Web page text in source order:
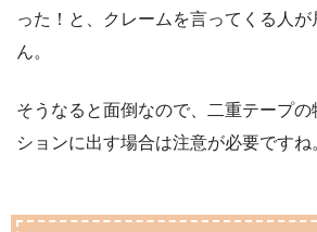
った！と、クレームを言ってくる人
ん。
そうなると面倒なので、二重テープの
ションに出す場合は注意が必要ですね